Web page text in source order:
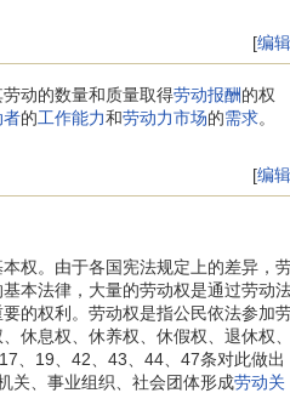
[编辑
劳动的数量和质量取得劳动报酬的权
者的工作能力和劳动力市场的需求。
[编辑
权。由于各国宪法规定上的差异，
本法律，大量的劳动权是通过劳动
的权利。劳动权是指公民依法参加
休息权、休养权、休假权、退休权、
、19、42、43、44、47条对此做出
关、事业组织、社会团体形成劳动关